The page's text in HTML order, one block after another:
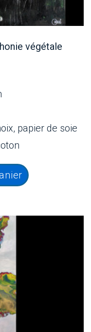
végétale
papier de soie